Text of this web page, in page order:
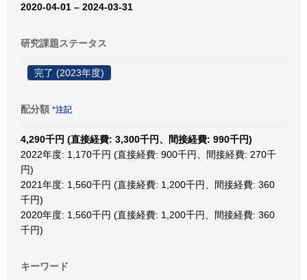
2020-04-01 – 2024-03-31
研究課題ステータス
完了 (2023年度)
配分額 *注記
4,290千円 (直接経費: 3,300千円、間接経費: 990千円)
2022年度: 1,170千円 (直接経費: 900千円、間接経費: 270千
円)
2021年度: 1,560千円 (直接経費: 1,200千円、間接経費: 360
千円)
2020年度: 1,560千円 (直接経費: 1,200千円、間接経費: 360
千円)
キーワード